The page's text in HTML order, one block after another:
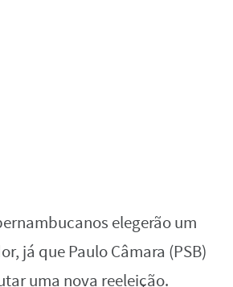
elegerão um
já que Paulo Câmara (PSB)
uma nova reeleição.